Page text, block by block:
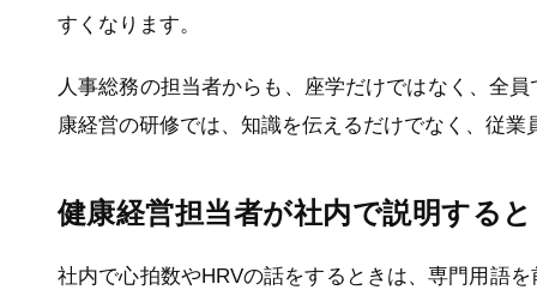
すくなります。
人事総務の担当者からも、座学だけではなく、全
康経営の研修では、知識を伝えるだけでなく、従
健康経営担当者が社内で説明する
社内で心拍数やHRVの話をするときは、専門用語